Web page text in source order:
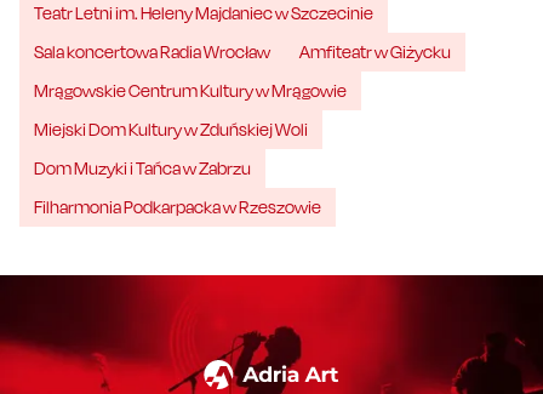
Teatr Letni im. Heleny Majdaniec w Szczecinie
Sala koncertowa Radia Wrocław
Amfiteatr w Giżycku
Mrągowskie Centrum Kultury w Mrągowie
Miejski Dom Kultury w Zduńskiej Woli
Dom Muzyki i Tańca w Zabrzu
Filharmonia Podkarpacka w Rzeszowie